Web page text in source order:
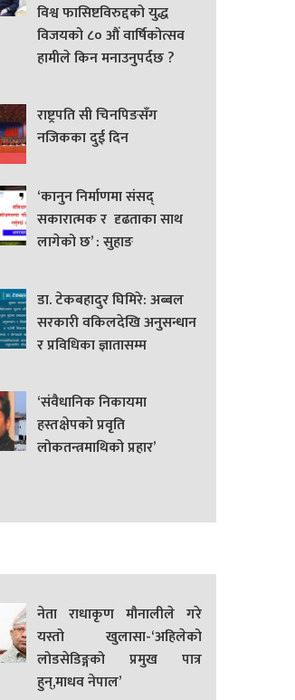
विश्व फासिष्टविरुद्दको युद्ध
विजयको ८० औं वार्षिकोत्सव
हामीले किन मनाउनुपर्दछ ?
राष्ट्रपति सी चिनपिङसँग
नजिकका दुई दिन
‘कानुन निर्माणमा संसद्
सकारात्मक र दृढताका साथ
लागेको छ’ : सुहाङ
डा. टेकबहादुर घिमिरे: अब्बल
सरकारी वकिलदेखि अनुसन्धान
र प्रविधिका ज्ञातासम्म
‘संवैधानिक निकायमा
हस्तक्षेपको प्रवृति
लोकतन्त्रमाथिको प्रहार’
नेता राधाकृण मौनालीले गरे
यस्तो खुलासा-‘अहिलेको
लोडसेडिङ्गको प्रमुख पात्र
हुन्,माधव नेपाल’